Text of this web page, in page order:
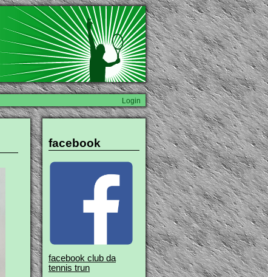
Login
facebook
facebook club da
tennis trun